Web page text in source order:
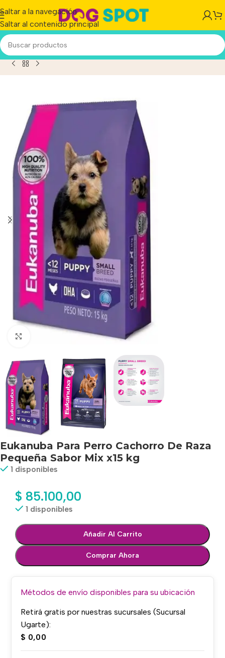
Saltar a la navegación
Saltar al contenido principal
Para Perro Cachorro De Raza Pequeña Sabor Mix x15 kg
Haga clic para ampliar
Eukanuba Para Perro Cachorro De Raza
Pequeña Sabor Mix x15 kg
1 disponibles
$ 85.100,00
1 disponibles
Añadir Al Carrito
Comprar Ahora
Métodos de envío disponibles para su ubicación
Retirá gratis por nuestras sucursales (Sucursal
Ugarte):
$ 0,00